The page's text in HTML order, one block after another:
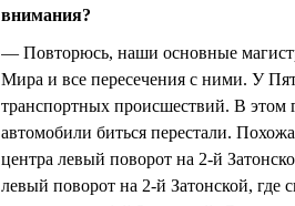
внимания?
— Повторюсь, наши основные
Мира и все пересечения с ними. У
транспортных происшествий. В этом
автомобили биться перестали.
центра левый поворот на 2-й
левый поворот на 2-й Затонской, где